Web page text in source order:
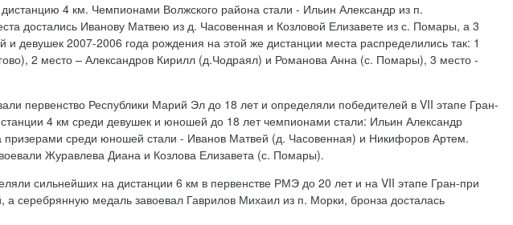
4 км. Чемпионами Волжского района стали - Ильин Александр из п.
достались Иванову Матвею из д. Часовенная и Козловой Елизавете из с. Помары, а 3
девушек 2007-2006 года рождения на этой же дистанции места распределились так: 1
2 место – Александров Кирилл (д.Чодраял) и Романова Анна (с. Помары), 3 место -
первенство Республики Марий Эл до 18 лет и определяли победителей в VII этапе Гран-
4 км среди девушек и юношей до 18 лет чемпионами стали: Ильин Александр
призерами среди юношей стали - Иванов Матвей (д. Часовенная) и Никифоров Артем.
Журавлева Диана и Козлова Елизавета (с. Помары).
сильнейших на дистанции 6 км в первенстве РМЭ до 20 лет и на VII этапе Гран-при
серебрянную медаль завоевал Гаврилов Михаил из п. Морки, бронза досталась